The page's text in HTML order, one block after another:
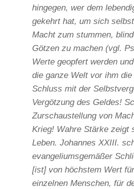
hingegen, wer dem
gekehrt hat, um sich
Macht zum stummen,
Götzen zu machen (vgl. Ps
Werte geopfert werden
die ganze Welt vor ihm die
Schluss mit der
Vergötzung des Geldes!
Zurschaustellung von
Krieg! Wahre Stärke zeigt
Leben. Johannes XXIII.
evangeliumsgemäßer
[ist] von höchstem Wert
einzelnen Menschen, für